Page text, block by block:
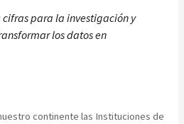
para la investigación y
los datos en
continente las Instituciones de